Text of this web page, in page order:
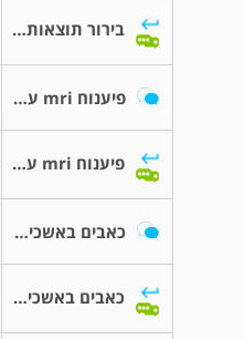
בירור תוצאות mri
פיענוח mri ערמונית
פיענוח mri ערמונית
כאבים באשכים...
כאבים באשכים...